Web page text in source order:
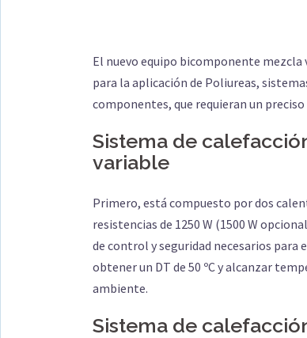
El nuevo equipo bicomponente
para la aplicación de Poliureas,
componentes, que requieran un
Sistema de
variable
Primero, está compuesto por dos
resistencias de 1250 W (1500 W
de control y seguridad necesarios
obtener un DT de 50 ºC y alcanzar
ambiente.
Sistema de